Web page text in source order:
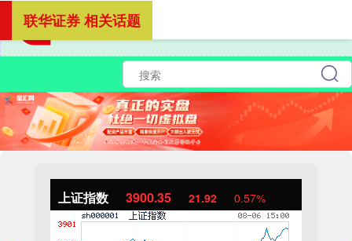
上证指数 3900.35 21.92 0.57%
联华证券 相关话题